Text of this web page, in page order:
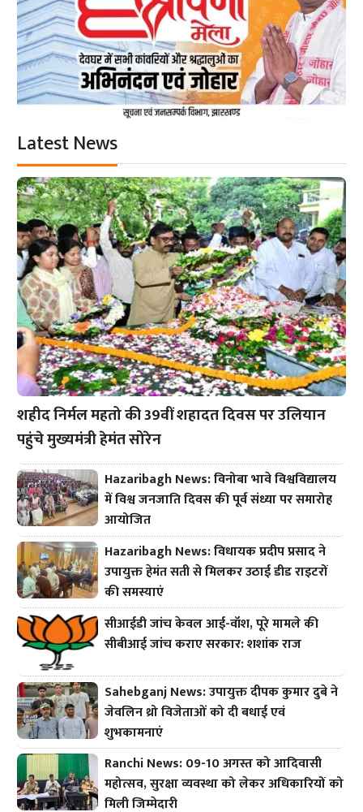
Latest News
शहीद निर्मल महतो की 39वीं शहादत दिवस पर उलियान
पहुंचे मुख्यमंत्री हेमंत सोरेन
Hazaribagh News: विनोबा भावे विश्वविद्यालय
में विश्व जनजाति दिवस की पूर्व संध्या पर समारोह
आयोजित
Hazaribagh News: विधायक प्रदीप प्रसाद ने
उपायुक्त हेमंत सती से मिलकर उठाई डीड राइटरों
की समस्याएं
सीआईडी जांच केवल आई-वॉश, पूरे मामले की
सीबीआई जांच कराए सरकार: शशांक राज
Sahebganj News: उपायुक्त दीपक कुमार दुबे ने
जेवलिन थ्रो विजेताओं को दी बधाई एवं
शुभकामनाएं
Ranchi News: 09-10 अगस्त को आदिवासी
महोत्सव, सुरक्षा व्यवस्था को लेकर अधिकारियों को
मिली जिम्मेदारी